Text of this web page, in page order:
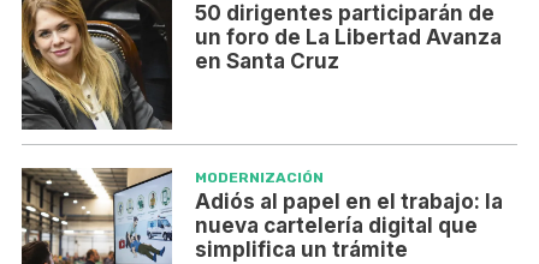
50 dirigentes participarán de
un foro de La Libertad Avanza
en Santa Cruz
MODERNIZACIÓN
Adiós al papel en el trabajo: la
nueva cartelería digital que
simplifica un trámite